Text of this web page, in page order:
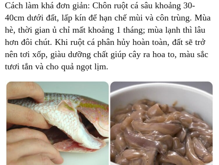
Cách làm khá đơn giản: Chôn ruột cá sâu khoảng 30-
40cm dưới đất, lấp kín để hạn chế mùi và côn trùng. Mùa
hè, thời gian ủ chỉ mất khoảng 1 tháng; mùa lạnh thì lâu
hơn đôi chút. Khi ruột cá phân hủy hoàn toàn, đất sẽ trở
nên tơi xốp, giàu dưỡng chất giúp cây ra hoa to, màu sắc
tươi tắn và cho quả ngọt lịm.